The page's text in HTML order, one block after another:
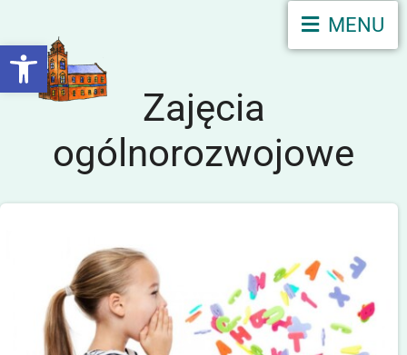
Otwórz pasek narzędzi
MENU
Zajęcia
ogólnorozwojowe